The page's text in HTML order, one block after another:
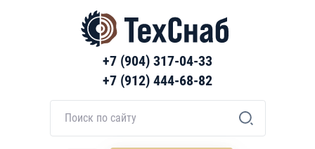
+7 (904) 317-04-33
+7 (912) 444-68-82